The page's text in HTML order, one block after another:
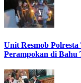
Unit Resmob
Perampokan di Bahu